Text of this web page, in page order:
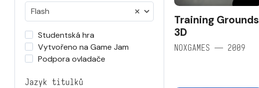
Flash
Studentská hra
Vytvořeno na Game Jam
Podpora ovladače
Jazyk titulků
Training Grounds
3D
NOXGAMES — 2009